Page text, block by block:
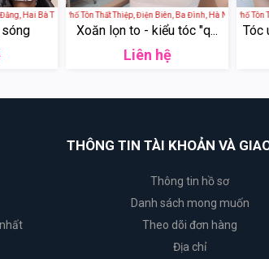
Hai Bà Trưng, Hà Nội, Việt Nam
- 29 Phố Tôn Thất Thiệp, Điện Biên, Ba Đình, Hà Nội, Việt Nam
Xoăn lọn to - kiểu tóc "q...
Liên hệ
Stefano HairSalon - 29 Phố Tôn
Tóc
THÔNG TIN TÀI KHOẢN VÀ
Thông tin hồ sơ
Danh sách mong muốn
Theo dõi đơn hàng
Địa chỉ